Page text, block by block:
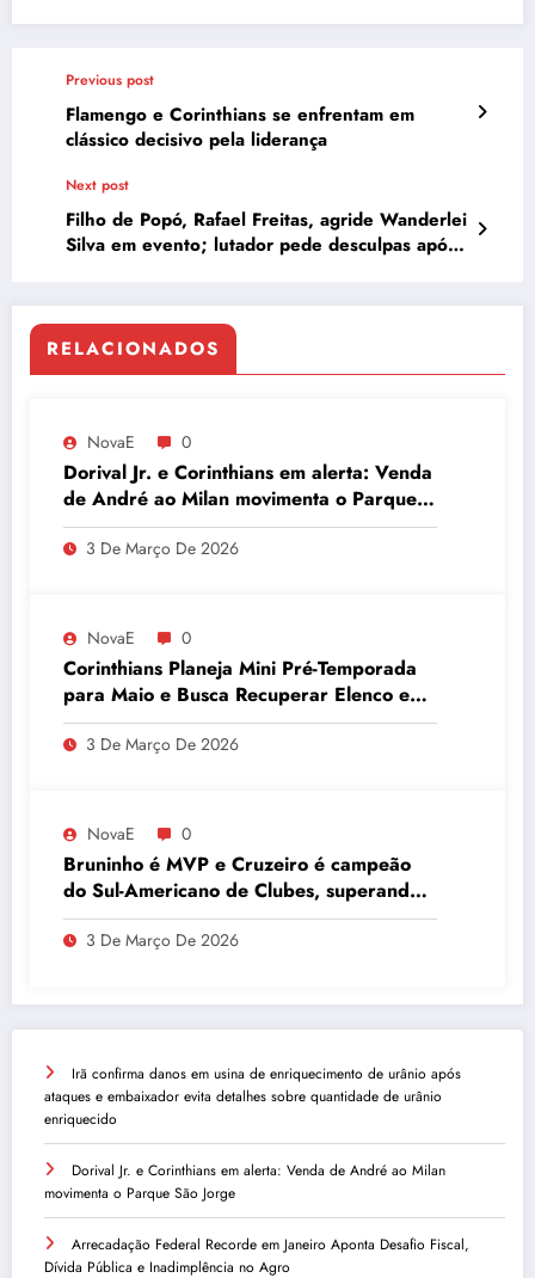
Previous post
Flamengo e Corinthians se enfrentam em
clássico decisivo pela liderança
Next post
Filho de Popó, Rafael Freitas, agride Wanderlei
Silva em evento; lutador pede desculpas após
RELACIONADOS
NovaE 0
Dorival Jr. e Corinthians em alerta: Venda
de André ao Milan movimenta o Parque
São Jorge
3 De Março De 2026
NovaE 0
Corinthians Planeja Mini Pré-Temporada
para Maio e Busca Recuperar Elenco e
Desempenho
3 De Março De 2026
NovaE 0
Bruninho é MVP e Cruzeiro é campeão
do Sul-Americano de Clubes, superando
Campinas
3 De Março De 2026
Irã confirma danos em usina de enriquecimento de urânio após
ataques e embaixador evita detalhes sobre quantidade de urânio
enriquecido
Dorival Jr. e Corinthians em alerta: Venda de André ao Milan
movimenta o Parque São Jorge
Arrecadação Federal Recorde em Janeiro Aponta Desafio Fiscal,
Dívida Pública e Inadimplência no Agro